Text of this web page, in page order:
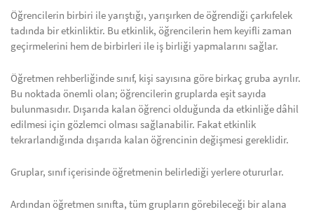
Öğrencilerin birbiri ile yarıştığı, yarışırken de öğrendiği çarkıfelek
tadında bir etkinliktir. Bu etkinlik, öğrencilerin hem keyifli zaman
geçirmelerini hem de birbirleri ile iş birliği yapmalarını sağlar.
Öğretmen rehberliğinde sınıf, kişi sayısına göre birkaç gruba ayrılır.
Bu noktada önemli olan; öğrencilerin gruplarda eşit sayıda
bulunmasıdır. Dışarıda kalan öğrenci olduğunda da etkinliğe dâhil
edilmesi için gözlemci olması sağlanabilir. Fakat etkinlik
tekrarlandığında dışarıda kalan öğrencinin değişmesi gereklidir.
Gruplar, sınıf içerisinde öğretmenin belirlediği yerlere otururlar.
Ardından öğretmen sınıfta, tüm grupların görebileceği bir alana